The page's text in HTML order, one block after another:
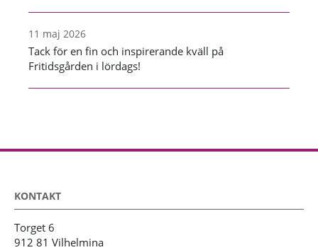
11 maj 2026
Tack för en fin och inspirerande kväll på
Fritidsgården i lördags!
KONTAKT
Torget 6
912 81 Vilhelmina